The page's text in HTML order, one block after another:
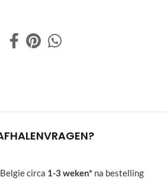
VRAGEN?
circa 1-3 weken* na bestelling